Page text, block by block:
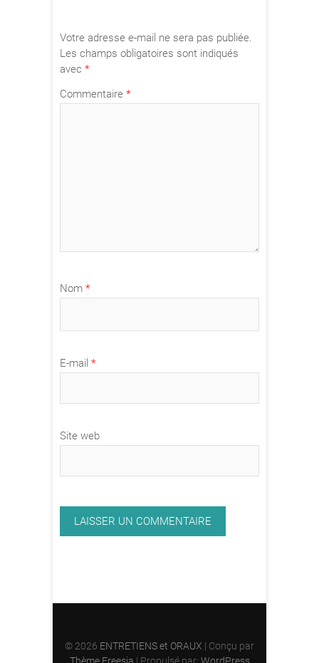
Votre adresse e-mail ne sera pas publiée.
Les champs obligatoires sont indiqués
avec *
Commentaire *
Nom *
E-mail *
Site web
© 2026 ENTRETIENS et ORAUX | Conçu par